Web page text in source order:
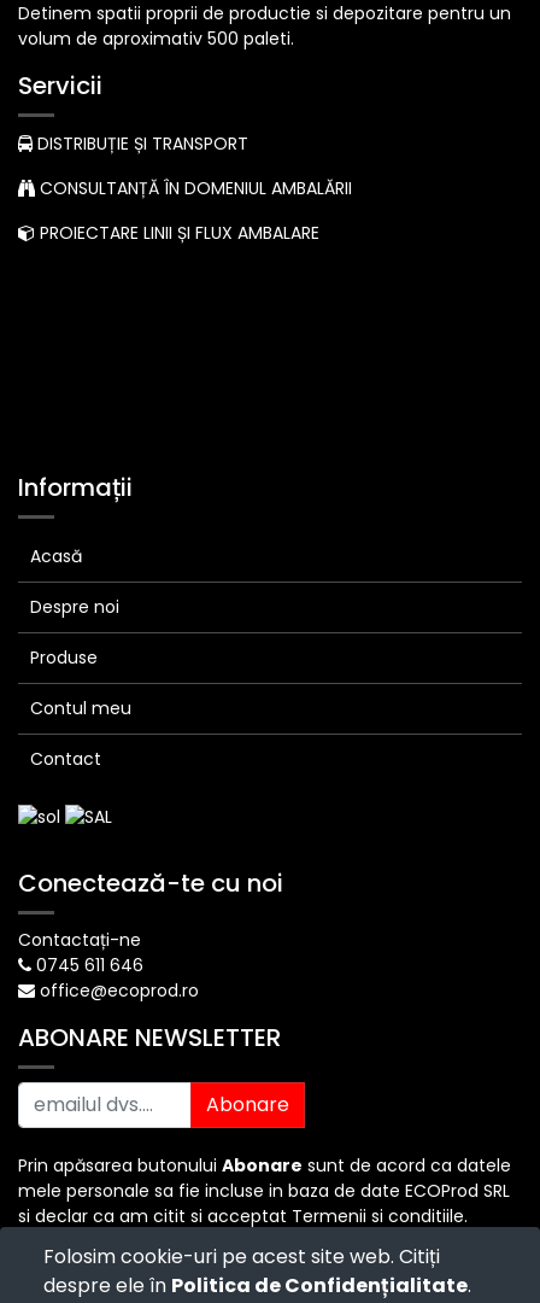
Folosim cookie-uri pe acest site web. Citiți
despre ele în Politica de Confidențialitate.
Detinem spatii proprii de productie si depozitare pentru un
volum de aproximativ 500 paleti.
Servicii
DISTRIBUȚIE ȘI TRANSPORT
CONSULTANȚĂ ÎN DOMENIUL AMBALĂRII
PROIECTARE LINII ȘI FLUX AMBALARE
Informații
Acasă
Despre noi
Produse
Contul meu
Contact
Conectează-te cu noi
Contactați-ne
0745 611 646
office@ecoprod.ro
ABONARE NEWSLETTER
Abonare
Prin apăsarea butonului Abonare sunt de acord ca datele
mele personale sa fie incluse in baza de date ECOProd SRL
si declar ca am citit si acceptat Termenii si conditiile.
Copyright © ECO PROD SRL -Termenii si Conditiile